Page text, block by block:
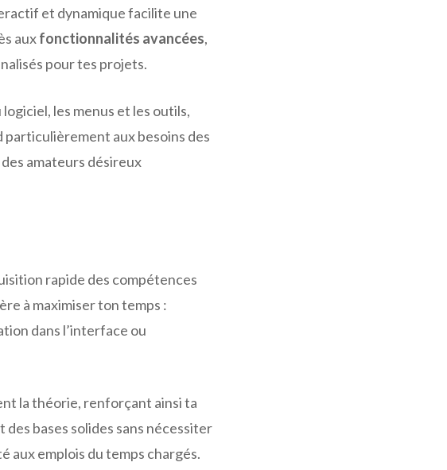
et dynamique facilite une
auxfonctionnalités avancées,
pour tes projets.
les menus et les outils,
aux besoins des
amateurs désireux
rapide des compétences
à maximiser ton temps :
dans l’interface ou
la théorie, renforçant ainsi ta
bases solides sans nécessiter
aux emplois du temps chargés.